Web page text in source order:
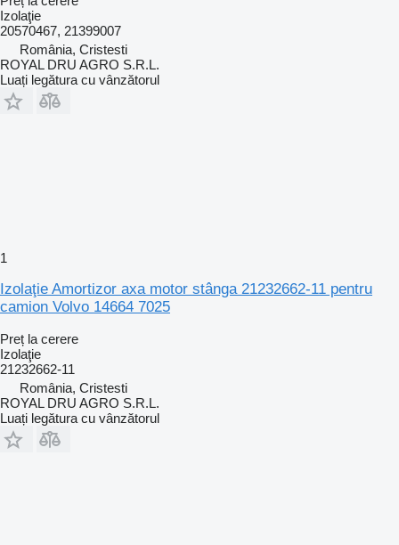
Izolaţie
20570467, 21399007
România, Cristesti
ROYAL DRU AGRO S.R.L.
Luați legătura cu vânzătorul
1
Izolaţie Amortizor axa motor stânga 21232662-11 pentru
camion Volvo 14664 7025
Preț la cerere
Izolaţie
21232662-11
România, Cristesti
ROYAL DRU AGRO S.R.L.
Luați legătura cu vânzătorul